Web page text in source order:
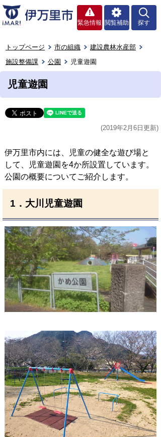
緊急情報 閲覧補助 探す
トップページ 市の組織
建設農林水産部
施設整備課
公園 児童遊園
児童遊園
(2019年2月6日更新)
伊万里市内には、児童の健全な遊び場と
して、児童遊園を4か所設置しています。
公園の概要についてご紹介します。
1．大川児童遊園